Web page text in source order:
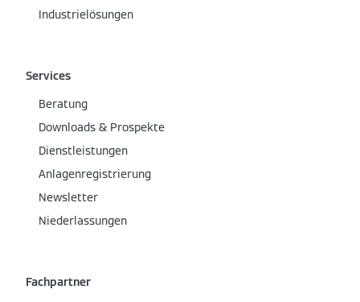
Industrielösungen
Services
Beratung
Downloads & Prospekte
Dienstleistungen
Anlagenregistrierung
Newsletter
Niederlassungen
Fachpartner